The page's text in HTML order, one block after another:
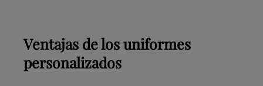
Ventajas de los uniformes
personalizados